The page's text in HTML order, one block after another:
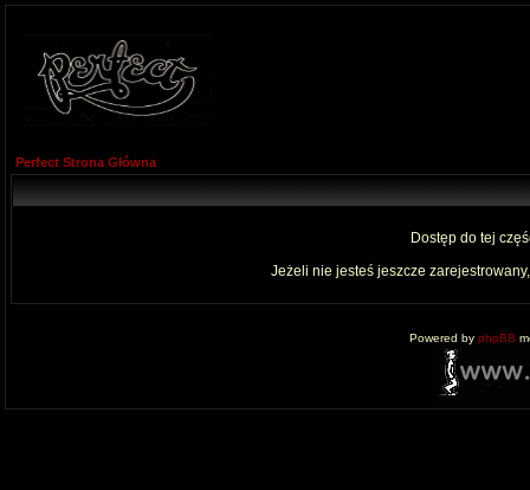
Perfect Strona Główna
Dostęp do tej
Jeżeli nie jesteś jeszcze
Powered by phpBB